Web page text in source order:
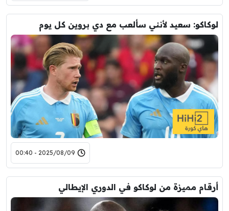
لوكاكو: سعيد لأنني سألعب مع دي بروين كل يوم
2025/08/09 - 00:40
أرقام مميزة من لوكاكو في الدوري الإيطالي